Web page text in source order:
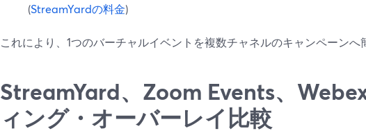
(StreamYardの料金)
これにより、1つのバーチャルイベントを複数チャネルのキャンペーンへ
StreamYard、Zoom Events、
ィング・オーバーレイ比較